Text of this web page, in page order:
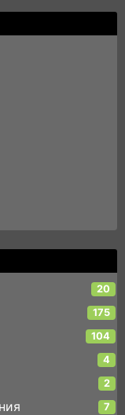
20
175
104
4
2
7